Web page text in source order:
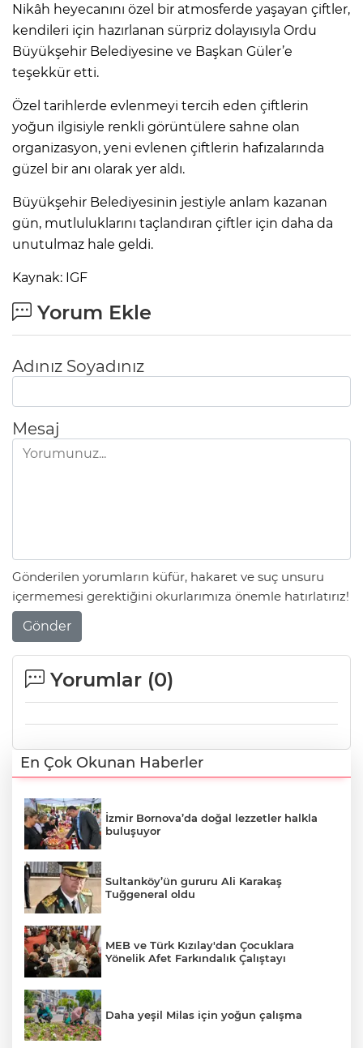
Nikâh heyecanını özel bir atmosferde yaşayan çiftler,
kendileri için hazırlanan sürpriz dolayısıyla Ordu
Büyükşehir Belediyesine ve Başkan Güler’e
teşekkür etti.
Özel tarihlerde evlenmeyi tercih eden çiftlerin
yoğun ilgisiyle renkli görüntülere sahne olan
organizasyon, yeni evlenen çiftlerin hafızalarında
güzel bir anı olarak yer aldı.
Büyükşehir Belediyesinin jestiyle anlam kazanan
gün, mutluluklarını taçlandıran çiftler için daha da
unutulmaz hale geldi.
Kaynak: IGF
Yorum Ekle
Adınız Soyadınız
Mesaj
Gönderilen yorumların küfür, hakaret ve suç unsuru
içermemesi gerektiğini okurlarımıza önemle hatırlatırız!
Gönder
Yorumlar (0)
En Çok Okunan Haberler
İzmir Bornova’da doğal lezzetler halkla
buluşuyor
Sultanköy’ün gururu Ali Karakaş
Tuğgeneral oldu
MEB ve Türk Kızılay'dan Çocuklara
Yönelik Afet Farkındalık Çalıştayı
Daha yeşil Milas için yoğun çalışma